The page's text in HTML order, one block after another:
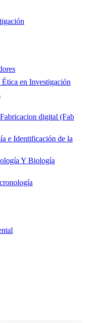
en Investigación
digital (Fab
e Identificación de la
Y Biología